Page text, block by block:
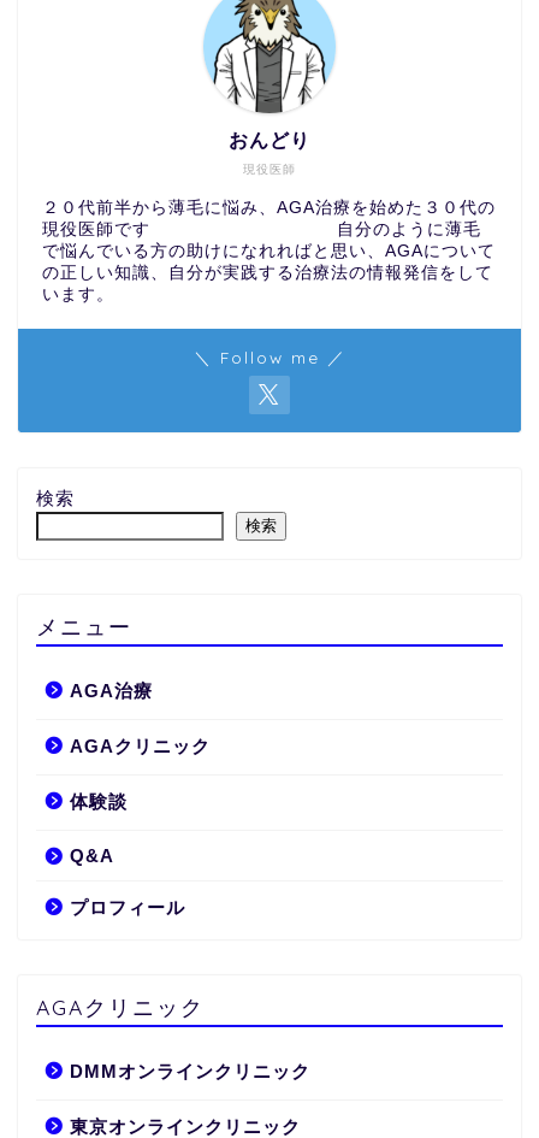
現役医師
おんどり
２０代前半から薄毛に悩み、AGA治療を始めた３０代の
現役医師です 自分のように薄毛
で悩んでいる方の助けになれればと思い、AGAについて
の正しい知識、自分が実践する治療法の情報発信をして
います。
＼ Follow me ／
検索
検索
メニュー
AGA治療
AGAクリニック
体験談
Q&A
プロフィール
AGAクリニック
DMMオンラインクリニック
東京オンラインクリニック